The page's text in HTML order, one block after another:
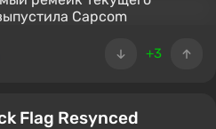
+3
Flag Resynced